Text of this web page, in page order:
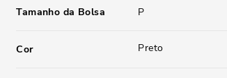
Tamanho da Bolsa P
Cor Preto